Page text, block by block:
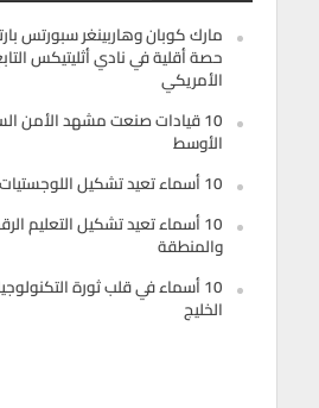
مارك كوبان وهاربينغر سبورتس
حصة أقلية في نادي أثليتيكس
الأمريكي
10 قيادات صنعت مشهد الأمن
الأوسط
10 أسماء تعيد تشكيل اللوجستيات الذكية في الخليج
10 أسماء تعيد تشكيل التعليم
والمنطقة
10 أسماء في قلب ثورة
الخليج